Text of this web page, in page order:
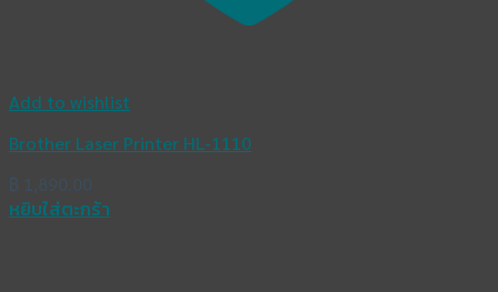
Add to wishlist
Brother Laser Printer HL-1110
฿ 1,890.00
หยิบใส่ตะกร้า